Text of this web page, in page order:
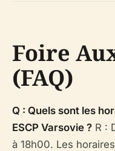
Foire
(FAQ)
Q : Quels sont les
ESCP Varsovie ? R :
à 18h00. Les